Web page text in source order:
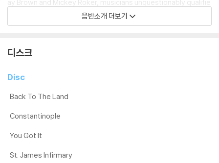
ay Brown and Mickey Roker, musicians unquestionably qualifie
d to make music with two of the seminal figures in jazz.
and pressed at Quality Record Pressings for optimal sound qu
tional audiophile disc. Housed in a gatefold Stoughton Printing
LP 구매시 참고 사항 안내드립니다.
※ 재킷/구성품/포장 상태
할 수 있으며 속지(이너 슬리브)는 디스크와의 접촉으로 인해 갈라질 수
음반소개 더보기
디스크
Disc
Back To The Land
Constantinople
You Got It
St. James Infirmary